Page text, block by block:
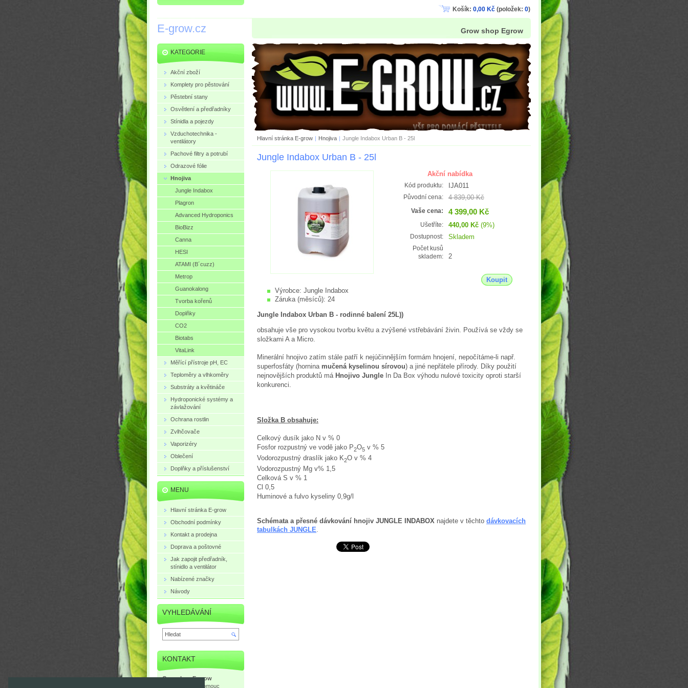
E-grow.cz Grow shop Egrow
Hlavní stránka E-grow | Hnojiva | Jungle Indabox Urban B - 25l
Jungle Indabox Urban B - 25l
Výrobce: Jungle Indabox
Záruka (měsíců): 24
Akční nabídka
Kód produktu: IJA011
Původní cena: 4 839,00 Kč
Vaše cena: 4 399,00 Kč
Ušetříte: 440,00 Kč (9%)
Dostupnost: Skladem
Počet kusů
skladem:
2
Koupit
Jungle Indabox Urban B - rodinné balení 25L))
obsahuje vše pro vysokou tvorbu květu a zvýšené vstřebávání živin. Používá se vždy se
složkami A a Micro.
Minerální hnojivo zatím stále patří k nejúčinnějším formám hnojení, nepočítáme-li např.
superfosfáty (hornina mučená kyselinou sírovou) a jiné nepřátele přírody. Díky použití
nejnovějších produktů má Hnojivo Jungle In Da Box výhodu nulové toxicity oproti starší
konkurenci.
Složka B obsahuje:
Celkový dusík jako N v % 0
Fosfor rozpustný ve vodě jako P2O5 v % 5
Vodorozpustný draslík jako K2O v % 4
Vodorozpustný Mg v% 1,5
Celková S v % 1
Cl 0,5
Huminové a fulvo kyseliny 0,9g/l
Schémata a přesné dávkování hnojiv JUNGLE INDABOX najdete v těchto dávkovacích
tabulkách JUNGLE
KATEGORIE
Akční zboží
Komplety pro pěstování
Pěstební stany
Osvětlení a předřadníky
Stínidla a pojezdy
Vzduchotechnika -
ventilátory
Pachové filtry a potrubí
Odrazové fólie
Hnojiva
Jungle Indabox
Plagron
Advanced Hydroponics
BioBizz
Canna
HESI
ATAMI (B´cuzz)
Metrop
Guanokalong
Tvorba kořenů
Doplňky
CO2
Biotabs
VitaLink
Měřící přístroje pH, EC
Teploměry a vlhkoměry
Substráty a květináče
Hydroponické systémy a
závlažování
Ochrana rostlin
Zvlhčovače
Vaporizéry
Oblečení
Doplňky a příslušenství
MENU
Hlavní stránka E-grow
Obchodní podmínky
Kontakt a prodejna
Doprava a poštovné
Jak zapojit předřadník,
stínidlo a ventilátor
Nabízené značky
Návody
VYHLEDÁVÁNÍ
KONTAKT
Growshop E-grow
Mlčochova 3, Olomouc
Košík: 0,00 Kč (položek: 0)